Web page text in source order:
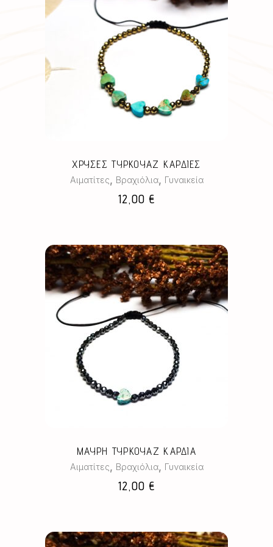
ΧΡΥΣΕΣ ΤΥΡΚΟΥΑΖ ΚΑΡΔΙΕΣ
Αιματίτες Βραχιόλια, Γυναικεία
12,00 €
ΜΑΥΡΗ ΤΥΡΚΟΥΑΖ ΚΑΡΔΙΑ
Αιματίτες Βραχιόλια, Γυναικεία
12,00 €